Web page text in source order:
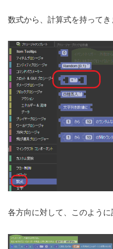
数式から、計算式を持ってき
各方向に対して、このように